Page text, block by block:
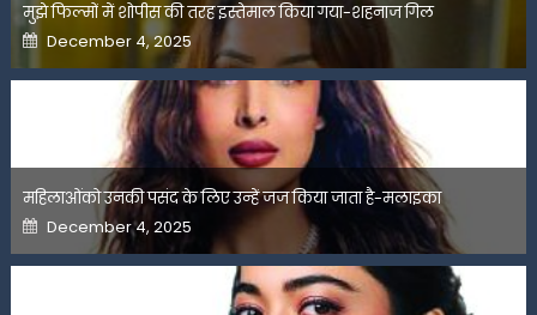
मुझे फिल्मों में शोपीस की तरह इस्तेमाल किया गया-शहनाज गिल
Posted
on
December 4, 2025
महिलाओंको उनकी पसंद के लिए उन्हें जज किया जाता है-मलाइका
Posted
on
December 4, 2025